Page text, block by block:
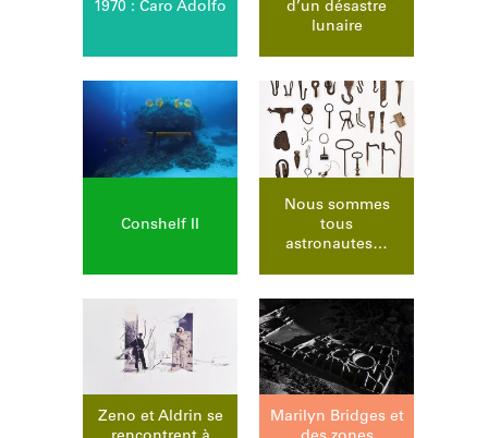
1970 : Caro Adolfo
d’un désastre
lunaire
Conshelf II
Nous sommes
tous
astronautes…
Zeno et Aldrin se
Marilyn Bridges et